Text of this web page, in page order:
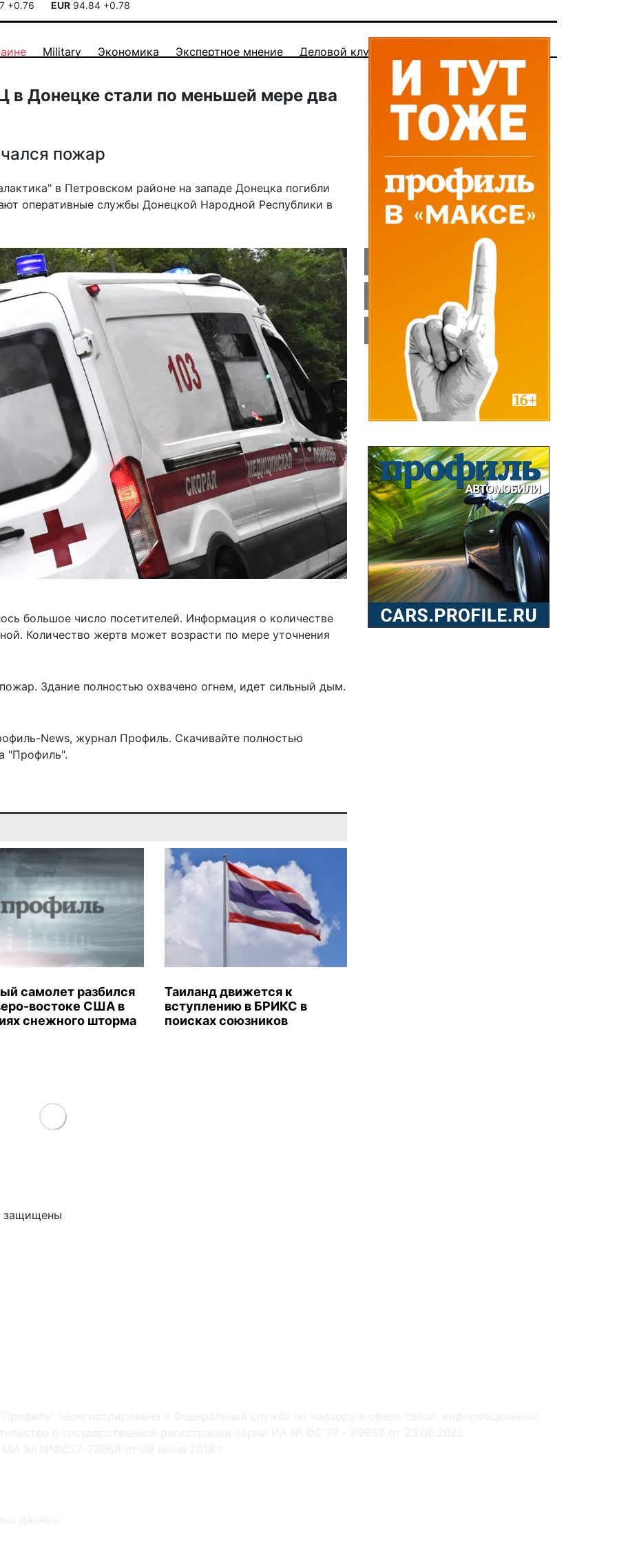
+0.76 EUR 94.84 +0.78
Military Экономика Экспертное мнение Деловой клуб
Донецке стали по меньшей мере два
пожар
в Петровском районе на западе Донецка погибли
оперативные службы Донецкой Народной Республики в
большое число посетителей. Информация о количестве
Количество жертв может возрасти по мере уточнения
Здание полностью охвачено огнем, идет сильный дым.
News, журнал Профиль. Скачивайте полностью
"Профиль".
самолет разбился
востоке США в
снежного шторма
Таиланд движется к
вступлению в БРИКС в
поисках союзников
Load More
защищены